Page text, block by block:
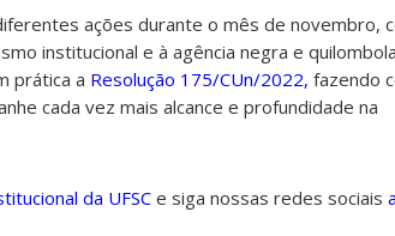
ações durante o mês de novembro,
institucional e à agência negra e quilombola
prática a Resolução 175/CUn/2022, fazendo
cada vez mais alcance e profundidade na
da UFSC e siga nossas redes sociais